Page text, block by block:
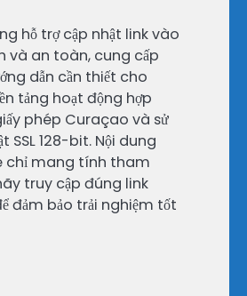
hỗ trợ cập nhật link vào
và an toàn, cung cấp
dẫn cần thiết cho
tảng hoạt động hợp
phép Curaçao và sử
SSL 128-bit. Nội dung
chỉ mang tính tham
truy cập đúng link
đảm bảo trải nghiệm tốt